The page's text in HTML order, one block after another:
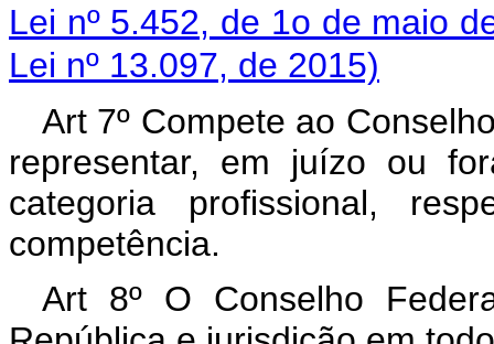
Lei nº 5.452, de 1o de maio
Lei nº 13.097, de 2015)
Art 7º Compete ao
representar, em juízo ou
categoria profissional,
competência.
Art 8º O Conselho